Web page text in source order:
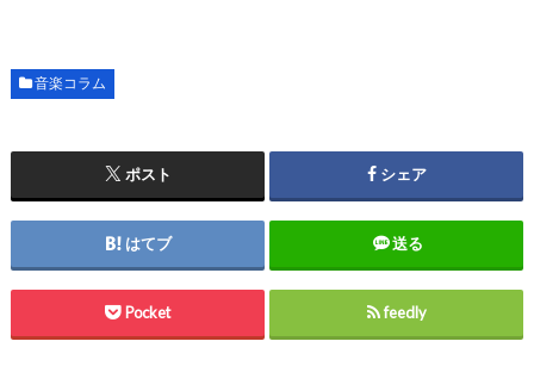
音楽コラム
ポスト シェア
はてブ 送る
Pocket feedly